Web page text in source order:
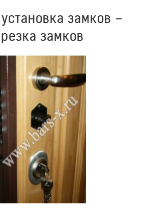
замков –
замков